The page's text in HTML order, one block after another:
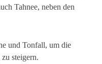
Tahnee, neben den
und Tonfall, um die
steigern.